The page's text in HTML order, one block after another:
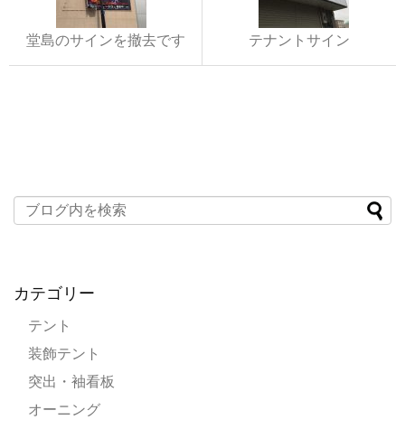
堂島のサインを撤去です テナントサイン
カテゴリー
テント
装飾テント
突出・袖看板
オーニング